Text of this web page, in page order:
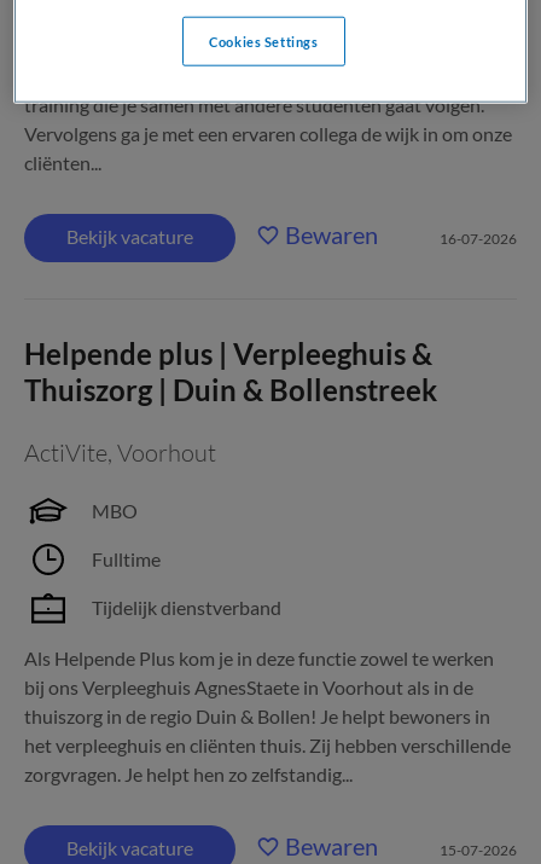
Jij gaat als (kersverse) student verpleegkunde of
geneeskunde bij ons veel ervaring opdoen en je in
training die je samen met andere studenten gaat volgen.
Vervolgens ga je met een ervaren collega de wijk in om onze
cliënten...
Bekijk vacature Bewaren 16-07-2026
Helpende plus | Verpleeghuis &
Thuiszorg | Duin & Bollenstreek
ActiVite, Voorhout
MBO
Fulltime
Tijdelijk dienstverband
Als Helpende Plus kom je in deze functie zowel te werken
bij ons Verpleeghuis AgnesStaete in Voorhout als in de
thuiszorg in de regio Duin & Bollen! Je helpt bewoners in
het verpleeghuis en cliënten thuis. Zij hebben verschillende
zorgvragen. Je helpt hen zo zelfstandig...
Bekijk vacature Bewaren 15-07-2026
Cookies Settings